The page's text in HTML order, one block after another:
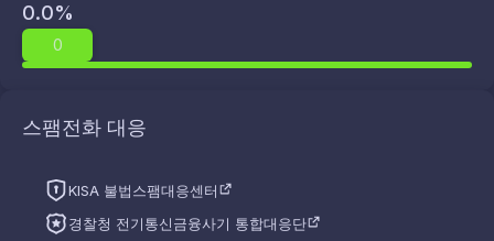
0.0%
0
스팸전화 대응
KISA 불법스팸대응센터
경찰청 전기통신금융사기 통합대응단